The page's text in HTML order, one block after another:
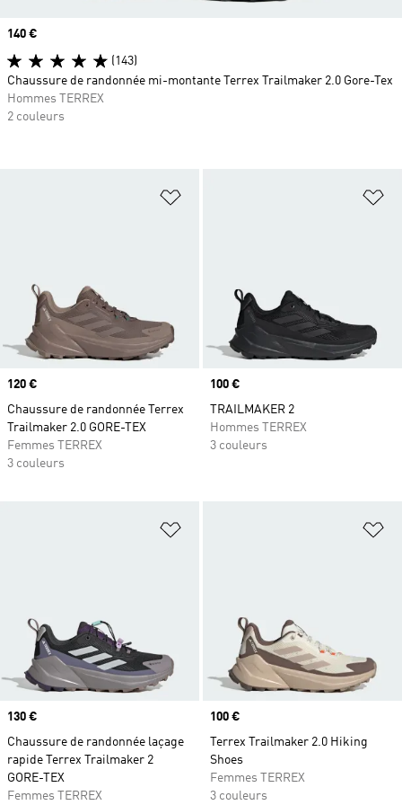
Ajouter à la Liste de produits
Prix
120 €
Chaussure de randonnée Terrex
Trailmaker 2.0 GORE-TEX
Femmes TERREX
3 couleurs
Prix
100 €
TRAILMAKER 2
Hommes TERREX
3 couleurs
Ajouter à la Liste de produits
Prix
130 €
Chaussure de randonnée laçage
rapide Terrex Trailmaker 2
GORE-TEX
Femmes TERREX
Prix
100 €
Terrex Trailmaker 2.0 Hiking
Shoes
Femmes TERREX
3 couleurs
Prix
140 €
(143)
Chaussure de randonnée mi-montante Terrex Trailmaker 2.0 Gore-Tex
Hommes TERREX
2 couleurs